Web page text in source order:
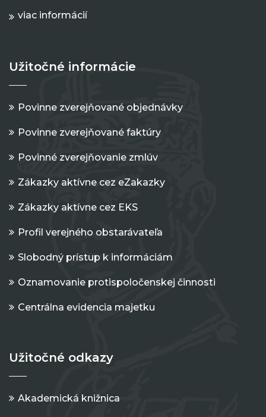
viac informácií
Užitočné informácie
Povinne zverejňované objednávky
Povinne zverejňované faktúry
Povinné zverejňovanie zmlúv
Zákazky aktívne cez eZakazky
Zákazky aktívne cez EKS
Profil verejného obstarávateľa
Slobodný prístup k informáciám
Oznamovanie protispoločenskej činnosti
Centrálna evidencia majetku
Užitočné odkazy
Akademická knižnica